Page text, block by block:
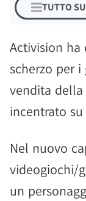
TUTTO
Activision ha
scherzo per
vendita della
incentrato su
Nel nuovo
videogiochi/
un